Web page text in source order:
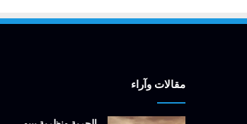
مقالات وآراء